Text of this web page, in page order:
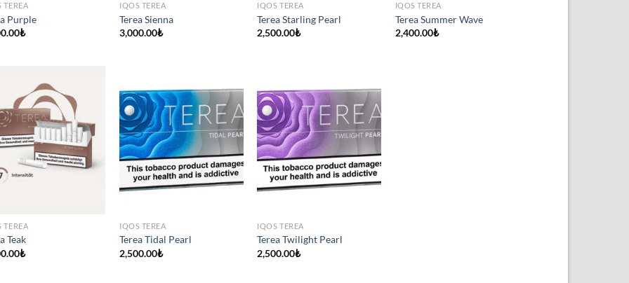
TEREA
Purple
₺
IQOS TEREA
Terea Sienna
3,000.00₺
IQOS TEREA
Terea Starling Pearl
2,500.00₺
IQOS TEREA
Terea Summer Wave
2,400.00₺
TEREA
Teak
₺
IQOS TEREA
Terea Tidal Pearl
2,500.00₺
IQOS TEREA
Terea Twilight Pearl
2,500.00₺